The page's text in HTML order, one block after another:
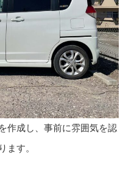
作成し、事前に雰囲気を認
ます。